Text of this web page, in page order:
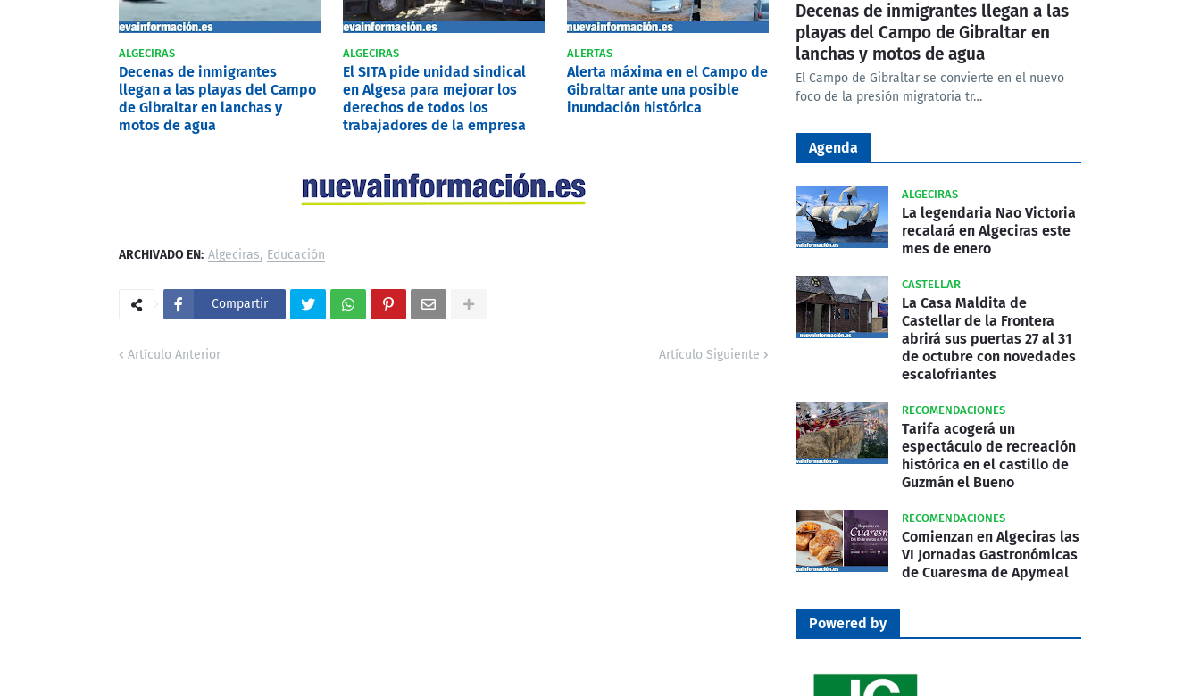
ALGECIRAS
Decenas de inmigrantes
llegan a las playas del Campo
de Gibraltar en lanchas y
motos de agua
ALGECIRAS
El SITA pide unidad sindical
en Algesa para mejorar los
derechos de todos los
trabajadores de la empresa
ALERTAS
Alerta máxima en el Campo de
Gibraltar ante una posible
inundación histórica
ARCHIVADO EN: Algeciras Educación
Compartir
Artículo Anterior Artículo Siguiente
Decenas de inmigrantes llegan a las
playas del Campo de Gibraltar en
lanchas y motos de agua
El Campo de Gibraltar se convierte en el nuevo
foco de la presión migratoria tr…
Agenda
ALGECIRAS
La legendaria Nao Victoria
recalará en Algeciras este
mes de enero
CASTELLAR
La Casa Maldita de
Castellar de la Frontera
abrirá sus puertas 27 al 31
de octubre con novedades
escalofriantes
RECOMENDACIONES
Tarifa acogerá un
espectáculo de recreación
histórica en el castillo de
Guzmán el Bueno
RECOMENDACIONES
Comienzan en Algeciras las
VI Jornadas Gastronómicas
de Cuaresma de Apymeal
Powered by